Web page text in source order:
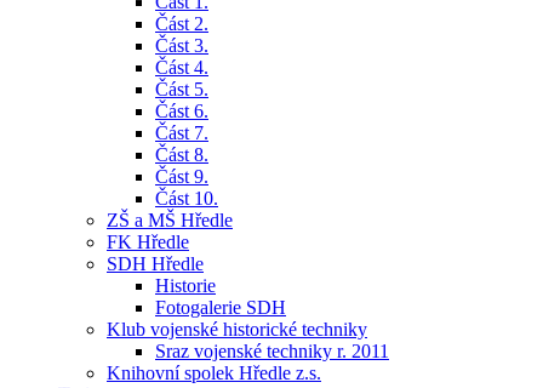
Část 2.
Část 3.
Část 4.
Část 5.
Část 6.
Část 7.
Část 8.
Část 9.
Část 10.
ZŠ a MŠ Hředle
FK Hředle
SDH Hředle
Historie
Fotogalerie SDH
Klub vojenské historické techniky
Sraz vojenské techniky r. 2011
Knihovní spolek Hředle z.s.